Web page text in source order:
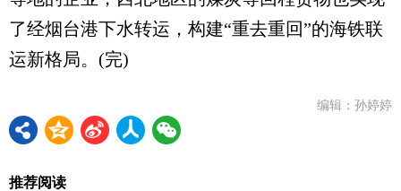
了经烟台港下水转运，构建“重去重回”的海铁联
运新格局。(完)
编辑：孙婷婷
推荐阅读